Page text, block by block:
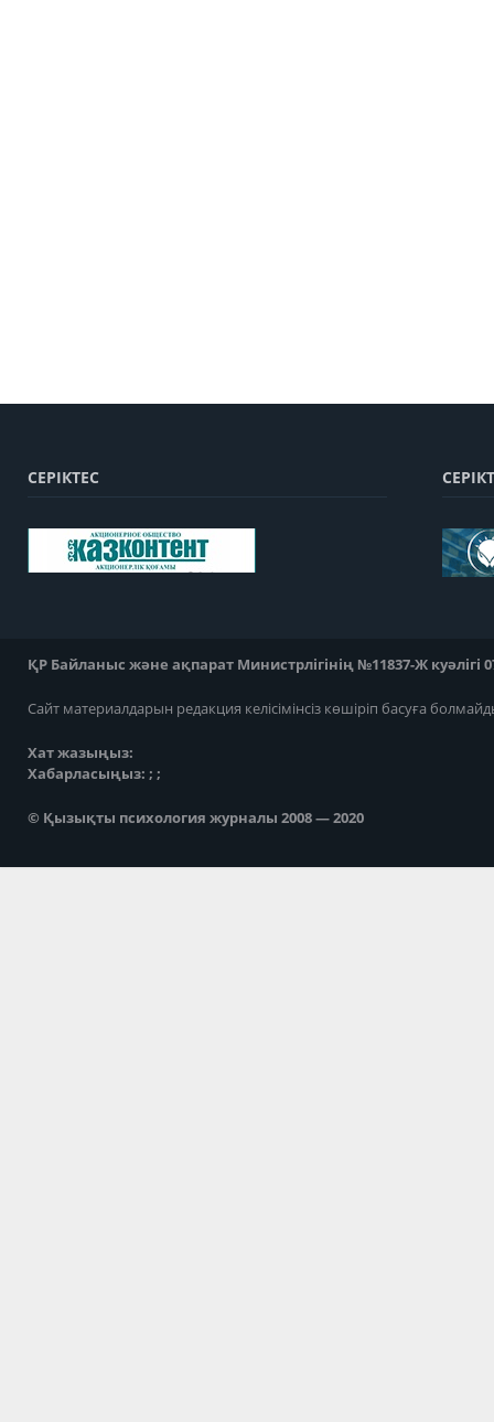
СЕРІКТЕС
ҚР Байланыс және ақпарат Министрлігінің №11837-Ж куәлігі
Сайт материалдарын редакция келісімінсіз көшіріп басуға
Хат жазыңыз:
Хабарласыңыз: ; ;
© Қызықты психология журналы 2008 — 2020